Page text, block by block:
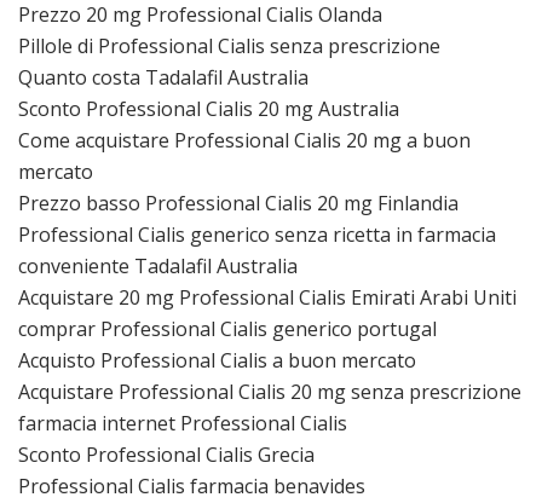
Prezzo 20 mg Professional Cialis Olanda
Pillole di Professional Cialis senza prescrizione
Quanto costa Tadalafil Australia
Sconto Professional Cialis 20 mg Australia
Come acquistare Professional Cialis 20 mg a buon
mercato
Prezzo basso Professional Cialis 20 mg Finlandia
Professional Cialis generico senza ricetta in farmacia
conveniente Tadalafil Australia
Acquistare 20 mg Professional Cialis Emirati Arabi Uniti
comprar Professional Cialis generico portugal
Acquisto Professional Cialis a buon mercato
Acquistare Professional Cialis 20 mg senza prescrizione
farmacia internet Professional Cialis
Sconto Professional Cialis Grecia
Professional Cialis farmacia benavides